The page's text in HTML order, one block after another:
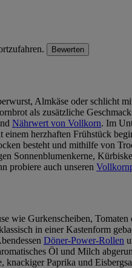
Bewerten
Almkäse oder schlicht
als zusätzliche
Nährwert von Vollkorn. Im
herzhaften Frühstück
besteht und mithilfe von
Sonnenblumenkerne,
probiere auch unseren
wie Gurkenscheiben,
in einer Kastenform
Döner-Power-Rollen
Öl und Milch
Paprika und